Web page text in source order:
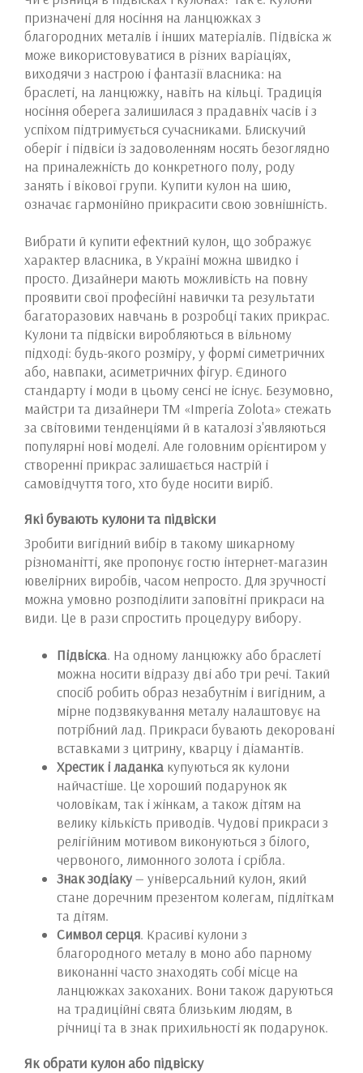
призначені для носіння на ланцюжках з
благородних металів і інших матеріалів. Підвіска ж
може використовуватися в різних варіаціях,
виходячи з настрою і фантазії власника: на
браслеті, на ланцюжку, навіть на кільці. Традиція
носіння оберега залишилася з прадавніх часів і з
успіхом підтримується сучасниками. Блискучий
оберіг і підвіси із задоволенням носять безоглядно
на приналежність до конкретного полу, роду
занять і вікової групи. Купити кулон на шию,
означає гармонійно прикрасити свою зовнішність.
Вибрати й купити ефектний кулон, що зображує
характер власника, в Україні можна швидко і
просто. Дизайнери мають можливість на повну
проявити свої професійні навички та результати
багаторазових навчань в розробці таких прикрас.
Кулони та підвіски виробляються в вільному
підході: будь-якого розміру, у формі симетричних
або, навпаки, асиметричних фігур. Єдиного
стандарту і моди в цьому сенсі не існує. Безумовно,
майстри та дизайнери ТМ «Imperia Zolota» стежать
за світовими тенденціями й в каталозі з'являються
популярні нові моделі. Але головним орієнтиром у
створенні прикрас залишається настрій і
самовідчуття того, хто буде носити виріб.
Які бувають кулони та підвіски
Зробити вигідний вибір в такому шикарному
різноманітті, яке пропонує гостю інтернет-магазин
ювелірних виробів, часом непросто. Для зручності
можна умовно розподілити заповітні прикраси на
види. Це в рази спростить процедуру вибору.
Підвіска. На одному ланцюжку або браслеті
можна носити відразу дві або три речі. Такий
спосіб робить образ незабутнім і вигідним, а
мірне подзвякування металу налаштовує на
потрібний лад. Прикраси бувають декоровані
вставками з цитрину, кварцу і діамантів.
Хрестик і ладанка купуються як кулони
найчастіше. Це хороший подарунок як
чоловікам, так і жінкам, а також дітям на
велику кількість приводів. Чудові прикраси з
релігійним мотивом виконуються з білого,
червоного, лимонного золота і срібла.
Знак зодіаку— універсальний кулон, який
стане доречним презентом колегам, підліткам
та дітям.
Символ серця. Красиві кулони з
благородного металу в моно або парному
виконанні часто знаходять собі місце на
ланцюжках закоханих. Вони також даруються
на традиційні свята близьким людям, в
річниці та в знак прихильності як подарунок.
Як обрати кулон або підвіску